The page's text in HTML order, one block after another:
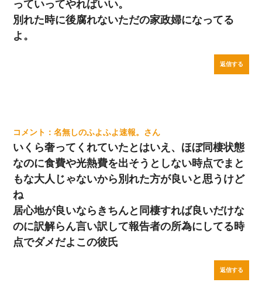
っていってやればいい。
別れた時に後腐れないただの家政婦になってる
よ。
返信する
名無しのふよふよ速報。
いくら奢ってくれていたとはいえ、ほぼ同棲状態
なのに食費や光熱費を出そうとしない時点でまと
もな大人じゃないから別れた方が良いと思うけど
ね
居心地が良いならきちんと同棲すれば良いだけな
のに訳解らん言い訳して報告者の所為にしてる時
点でダメだよこの彼氏
返信する